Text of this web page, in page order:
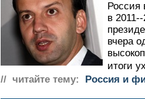
Россия
в
вчера
итоги
// читайте тему:
Россия и